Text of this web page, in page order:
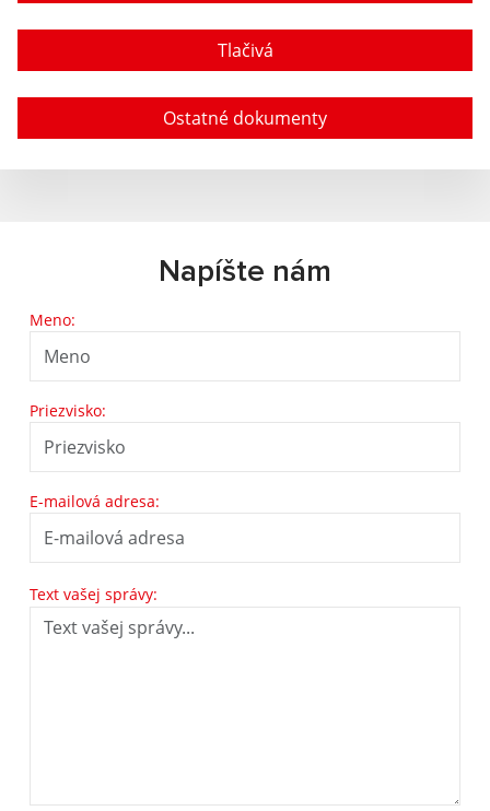
Tlačivá
Ostatné dokumenty
Napíšte nám
Meno:
Priezvisko:
E-mailová adresa:
Text vašej správy: